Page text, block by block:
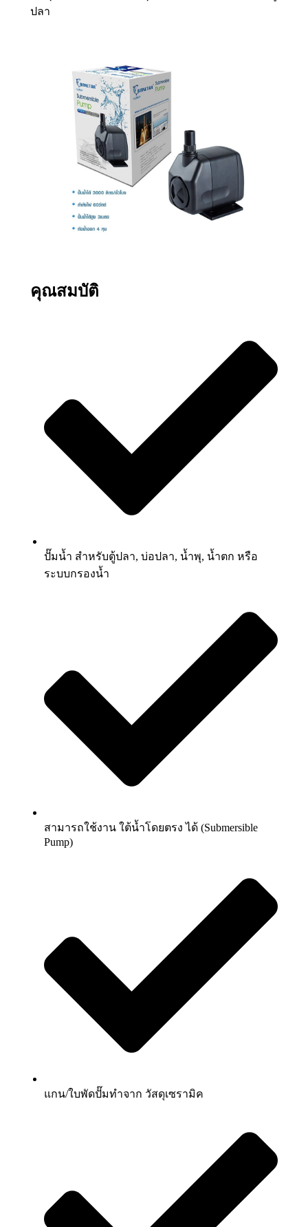
ปลา
คุณสมบัติ
ปั๊มน้ำ สำหรับตู้ปลา, บ่อปลา, น้ำพุ, น้ำตก หรือ
ระบบกรองน้ำ
สามารถใช้งาน ใต้น้ำโดยตรง ได้ (Submersible
Pump)
แกน/ใบพัดปั๊มทำจาก วัสดุเซรามิค